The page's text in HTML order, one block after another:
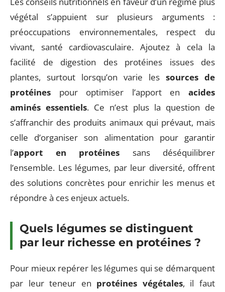
végétal s’appuient sur plusieurs arguments :
préoccupations environnementales, respect du
vivant, santé cardiovasculaire. Ajoutez à cela la
facilité de digestion des protéines issues des
plantes, surtout lorsqu’on varie les sources de
protéines pour optimiser l’apport en acides
aminés essentiels. Ce n’est plus la question de
s’affranchir des produits animaux qui prévaut, mais
celle d’organiser son alimentation pour garantir
l’apport en protéines sans déséquilibrer
l’ensemble. Les légumes, par leur diversité, offrent
des solutions concrètes pour enrichir les menus et
répondre à ces enjeux actuels.
Quels légumes se distinguent
par leur richesse en protéines ?
Pour mieux repérer les légumes qui se démarquent
par leur teneur en protéines végétales, il faut